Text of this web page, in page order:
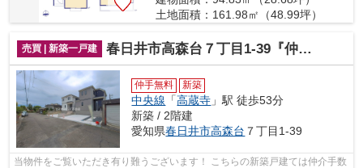
土地面積：161.98㎡（48.99坪）
売買 | 新築一戸建 春日井市高森台７丁目1-39『仲介料無料』新築戸建て
仲手無料 新築
中央線 「高蔵寺 」駅 徒歩53分
新築 / 2階建
愛知県春日井市高森台 ７丁目1-39
当物件をご覧いただき有り難うございます！ こちらの新築戸建ては仲介手数